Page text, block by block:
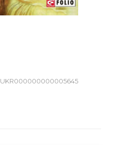
UKR000000000005645